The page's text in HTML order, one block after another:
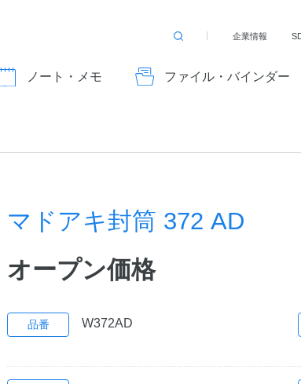
ノート・メモ ファイル・バインダー
検
る
企業情報
マドアキ封筒 372 AD
オープン価格
品番 W372AD